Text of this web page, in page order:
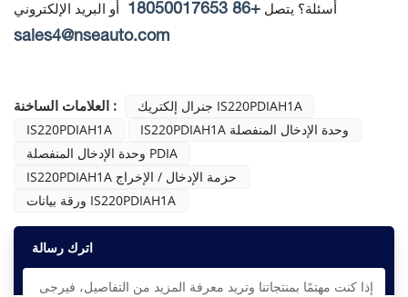
أسئلة؟ يتصل +86 18050017653 أو البريد الإلكتروني
sales4@nseauto.com
العلامات الساخنة :
جنرال إلكتريك IS220PDIAH1A
IS220PDIAH1A
IS220PDIAH1A وحدة الإدخال المنفصلة
وحدة الإدخال المنفصلة PDIA
IS220PDIAH1A حزمة الإدخال / الإخراج
ورقة بيانات IS220PDIAH1A
اترك رسالة